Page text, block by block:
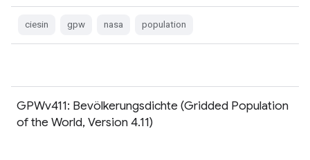
ciesin gpw nasa population
GPWv411: Bevölkerungsdichte (Gridded Population
of the World, Version 4.11)